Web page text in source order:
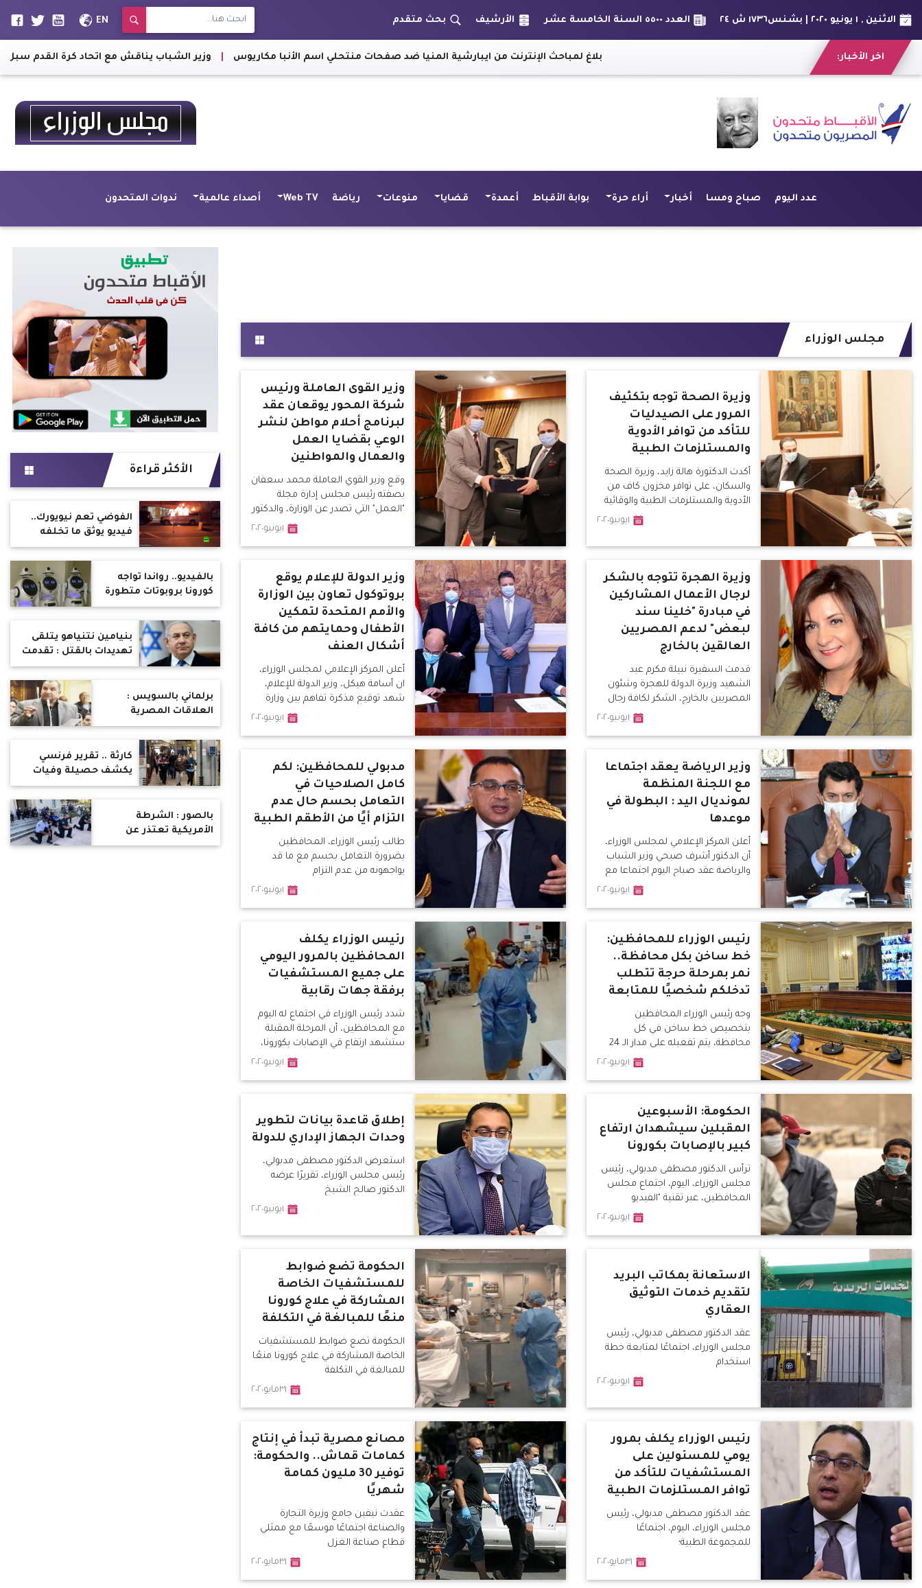
الاثنين , ١ يونيو ٢٠٢٠ | بشنس١٧٣٦ ش ٢٤ العدد ٥٥٠٠ السنة الخامسة عشر الأرشيف بحث متقدم EN
اخر الأخبار: بلاغ لمباحث الإنترنت من ايبارشية المنيا ضد صفحات منتحلي اسم الأنبا مكاريوس | وزير الشباب يناقش مع اتحاد كرة القدم سبل استئناف النشاط
عدد اليوم صباح ومسا أخبار أراء حرة بوابة الأقباط أعمدة قضايا منوعات رياضة Web TV أصداء عالمية ندوات المتحدون
مجلس الوزراء
وزيرة الصحة توجه بتكثيف
المرور على الصيدليات
للتأكد من توافر الأدوية
والمستلزمات الطبية
أكدت الدكتورة هالة زايد، وزيرة الصحة
والسكان، على توافر مخزون كاف من
الأدوية والمستلزمات الطبية والوقائية
بجميع المستشفيات في محافظات
١يونيو٢٠٢٠
وزير القوى العاملة ورئيس
شركة المحور يوقعان عقد
لبرنامج أحلام مواطن لنشر
الوعي بقضايا العمل
والعمال والمواطنين
وقع وزير القوي العاملة محمد سعفان
بصفته رئيس مجلس إدارة مجلة
"العمل" التي تصدر عن الوزارة، والدكتور
حسن كامل راتب رئيس مجلس إدارة
قناة المحور.
١يونيو٢٠٢٠
وزيرة الهجرة تتوجه بالشكر
لرجال الأعمال المشاركين
في مبادرة "خلينا سند
لبعض" لدعم المصريين
العالقين بالخارج
قدمت السفيرة نبيلة مكرم عبد
الشهيد وزيرة الدولة للهجرة وشئون
المصريين بالخارج، الشكر لكافة رجال
الأعمال المشاركين في المبادرة التي
١يونيو٢٠٢٠
وزير الدولة للإعلام يوقع
بروتوكول تعاون بين الوزارة
والأمم المتحدة لتمكين
الأطفال وحمايتهم من كافة
أشكال العنف
أعلن المركز الإعلامي لمجلس الوزراء،
ان أسامة هيكل، وزير الدولة للإعلام،
شهد توقيع مذكرة تفاهم بين وزارة
الدولة للإعلام ومنظمة الأمم المتحدة
١يونيو٢٠٢٠
وزير الرياضة يعقد اجتماعا
مع اللجنة المنظمة
لمونديال اليد : البطولة في
موعدها
أعلن المركز الإعلامي لمجلس الوزراء،
أن الدكتور أشرف صبحي وزير الشباب
والرياضة عقد صباح اليوم اجتماعا مع
اللجنة المنظمة لبطولة كأس العالم
١يونيو٢٠٢٠
مدبولي للمحافظين: لكم
كامل الصلاحيات في
التعامل بحسم حال عدم
التزام أيًا من الأطقم الطبية
طالب رئيس الوزراء، المحافظين
بضرورة التعامل بحسم مع ما قد
يواجهونه من عدم التزام
١يونيو٢٠٢٠
رئيس الوزراء للمحافظين:
خط ساخن بكل محافظة..
نمر بمرحلة حرجة تتطلب
تدخلكم شخصيًا للمتابعة
وجه رئيس الوزراء المحافظين
بتخصيص خط ساخن في كل
محافظة، يتم تفعيله على مدار الـ 24
ساعة، لمتابعة استفسارات وشكاوى
١يونيو٢٠٢٠
رئيس الوزراء يكلف
المحافظين بالمرور اليومي
على جميع المستشفيات
برفقة جهات رقابية
شدد رئيس الوزراء في اجتماع له اليوم
مع المحافظين، أن المرحلة المقبلة
ستشهد ارتفاع في الإصابات بكورونا،
١يونيو٢٠٢٠
الحكومة: الأسبوعين
المقبلين سيشهدان ارتفاع
كبير بالإصابات بكورونا
ترأس الدكتور مصطفى مدبولي، رئيس
مجلس الوزراء، اليوم، اجتماع مجلس
المحافظين، عبر تقنية "الفيديو
١يونيو٢٠٢٠
إطلاق قاعدة بيانات لتطوير
وحدات الجهاز الإداري للدولة
استعرض الدكتور مصطفى مدبولي،
رئيس مجلس الوزراء، تقريرًا عرضه
الدكتور صالح الشيخ
١يونيو٢٠٢٠
الاستعانة بمكاتب البريد
لتقديم خدمات التوثيق
العقاري
عقد الدكتور مصطفى مدبولي، رئيس
مجلس الوزراء، اجتماعًا لمتابعة خطة
استخدام
١يونيو٢٠٢٠
الحكومة تضع ضوابط
للمستشفيات الخاصة
المشاركة في علاج كورونا
منعًا للمبالغة في التكلفة
الحكومة تضع ضوابط للمستشفيات
الخاصة المشاركة في علاج كورونا منعًا
للمبالغة في التكلفة
٣١مايو٢٠٢٠
رئيس الوزراء يكلف بمرور
يومي للمسئولين على
المستشفيات للتأكد من
توافر المستلزمات الطبية
عقد الدكتور مصطفى مدبولي، رئيس
مجلس الوزراء، اليوم، اجتماعًا
للمجموعة الطبية؛
٣١مايو٢٠٢٠
مصانع مصرية تبدأ في إنتاج
كمامات قماش.. والحكومة:
توفير 30 مليون كمامة
شهريًا
عقدت نيفين جامع وزيرة التجارة
والصناعة اجتماعًا موسعًا مع ممثلي
قطاع صناعة الغزل
٣١مايو٢٠٢٠
الأكثر قراءة
الفوضي تعم نيويورك..
فيديو يوثق ما تخلفه
أعمال الشغب
بالفيديو.. رواندا تواجه
كورونا بروبوتات متطورة
وطائرات مسيرة
بنيامين نتنياهو يتلقى
تهديدات بالقتل : تقدمت
بشكوى ضد شخص حقير
برلماني بالسويس :
العلاقات المصرية
الصينية تاريخية
ومستمرة مستقبلا
اقتصادياً
كارثة .. تقرير فرنسي
يكشف حصيلة وفيات
كورونا في العالم
بالصور : الشرطة
الأمريكية تعتذر عن
مقتل جورج فلويد بالركوع